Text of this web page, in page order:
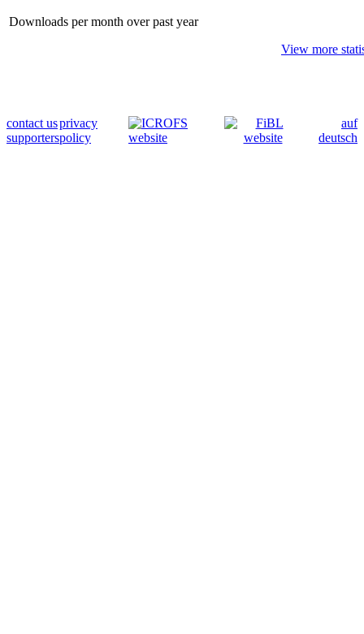
Downloads per month over past year
View more
contact us
supporters
privacy
policy
auf
deutsch